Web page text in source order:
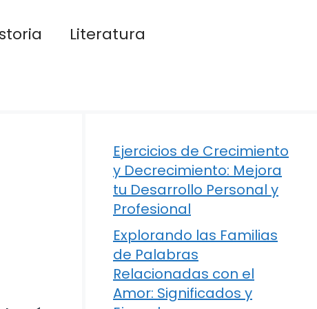
Literatura
Ejercicios de Crecimiento
y Decrecimiento: Mejora
tu Desarrollo Personal y
Profesional
Explorando las Familias
de Palabras
Relacionadas con el
Amor: Significados y